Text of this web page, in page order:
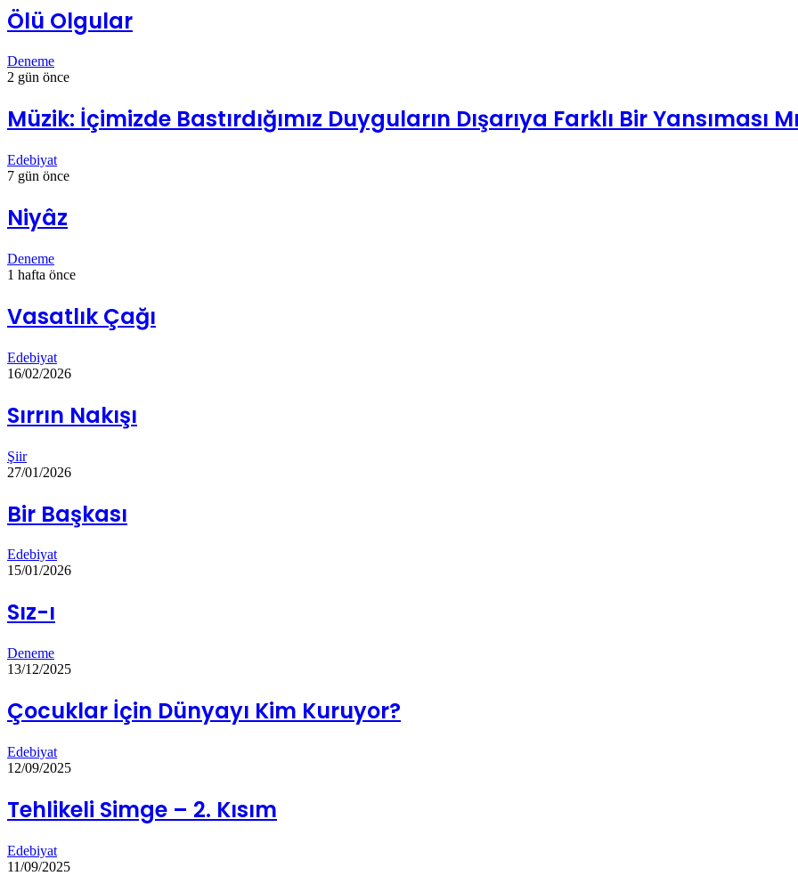
Ölü Olgular
Deneme
2 gün önce
Müzik: İçimizde Bastırdığımız Duyguların Dışarıya Farklı Bir Yansıması
Edebiyat
7 gün önce
Niyâz
Deneme
1 hafta önce
Vasatlık Çağı
Edebiyat
16/02/2026
Sırrın Nakışı
Şiir
27/01/2026
Bir Başkası
Edebiyat
15/01/2026
Sız-ı
Deneme
13/12/2025
Çocuklar İçin Dünyayı Kim Kuruyor?
Edebiyat
12/09/2025
Tehlikeli Simge – 2. Kısım
Edebiyat
11/09/2025